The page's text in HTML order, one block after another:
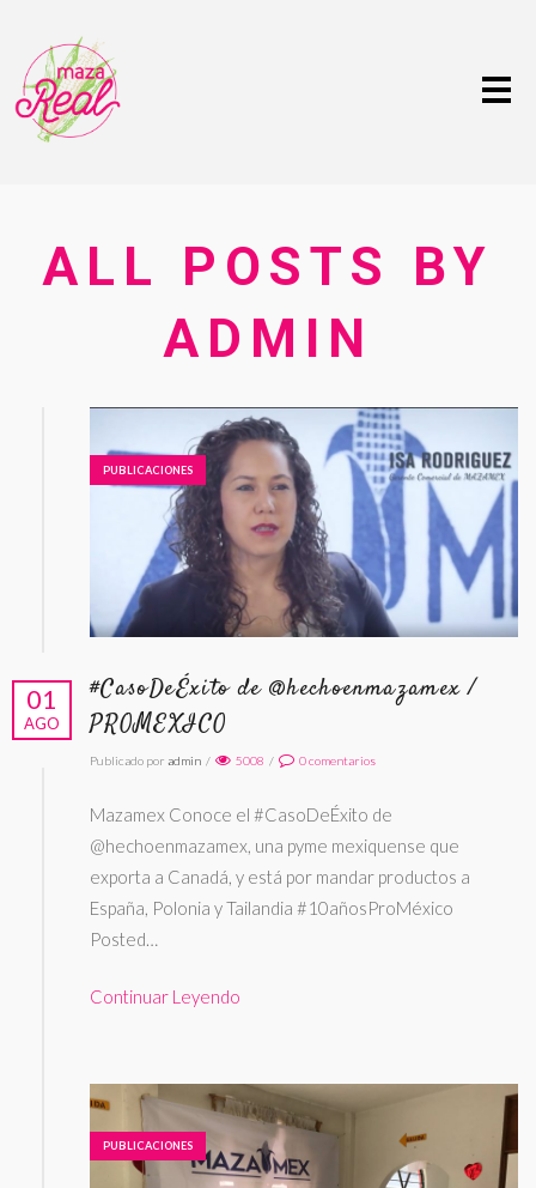
ALL POSTS BY
ADMIN
PUBLICACIONES
#CasoDeÉxito de @hechoenmazamex /
PROMEXICO
Publicado por admin / 5008 / 0comentarios
Mazamex Conoce el #CasoDeÉxito de
@hechoenmazamex, una pyme mexiquense que
exporta a Canadá, y está por mandar productos a
España, Polonia y Tailandia #10añosProMéxico
Posted…
Continuar Leyendo
01
AGO
PUBLICACIONES